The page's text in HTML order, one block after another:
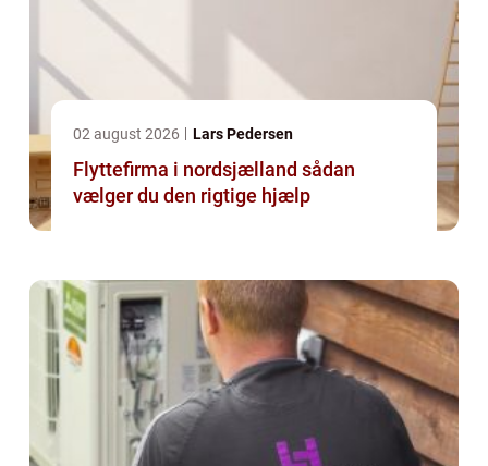
02 august 2026 Lars Pedersen
Flyttefirma i nordsjælland sådan
vælger du den rigtige hjælp